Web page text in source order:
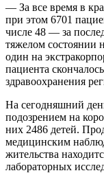
— За все время в
при этом 6701
числе 48 — за
тяжелом состоянии
один на
пациента
здравоохранения
На сегодняшний
подозрением на
них 2486 детей.
медицинским
жительства
лабораторных